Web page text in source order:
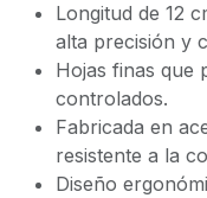
Longitud de 12
alta precisión y
Hojas finas que
controlados.
Fabricada en
resistente a la
Diseño